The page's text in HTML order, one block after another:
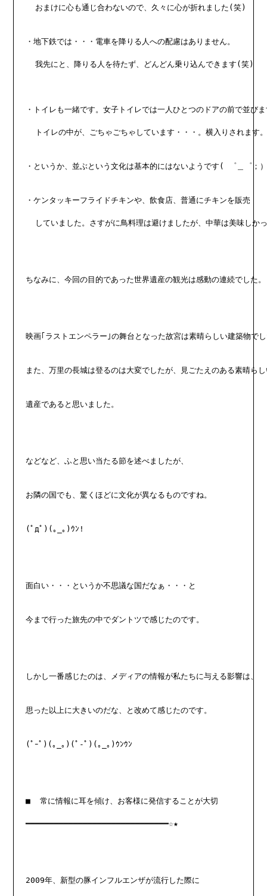
  おまけに心も通じ合わないので、久々に心が折れました(笑)
・地下鉄では・・・電車を降りる人への配慮はありません。
  我先にと、降りる人を待たず、どんどん乗り込んできます(笑)
・トイレも一緒です。女子トイレでは一人ひとつのドアの前で並び
トイレの中が、ごちゃごちゃしています・・・。横入りされます
・というか、並ぶという文化は基本的にはないようです( ゜＿゜；
・ケンタッキーフライドチキンや、飲食店、普通にチキンを販売
していました。さすがに鳥料理は避けましたが、中華は美味しか
ちなみに、今回の目的であった世界遺産の観光は感動の連続でした。
映画｢ラストエンペラー｣の舞台となった故宮は素晴らしい建築物で
また、万里の長城は登るのは大変でしたが、見ごたえのある素晴ら
遺産であると思いました。
などなど、ふと思い当たる節を述べましたが、
お隣の国でも、驚くほどに文化が異なるものですね。
(ﾟдﾟ)(｡_｡)ｳﾝ!
面白い・・・というか不思議な国だなぁ・・・と
今まで行った旅先の中でダントツで感じたのです。
しかし一番感じたのは、メディアの情報が私たちに与える影響は、
思った以上に大きいのだな、と改めて感じたのです。
(ﾟｰﾟ)(｡_｡)(ﾟ-ﾟ)(｡_｡)ｳﾝｳﾝ
■  常に情報に耳を傾け、お客様に発信することが大切
━━━━━━━━━━━━━━━━━━━━━━━━━━━━━━☆★
2009年、新型の豚インフルエンザが流行した際に